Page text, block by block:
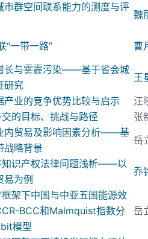
市群空间联系能力的测度与评
魏
“一带一路” 曹
长与雾霾污染——基于省会城
研究
王
产业的竞争优势比较与启示
汪
交的目标、挑战与路径
张
内贸易及影响因素分析——基
战略背景
岳
知识产权法律问题浅析——以
为例
乔
框架下中国与中亚五国能源效
BCC和Malmquist指数分
模型
岳